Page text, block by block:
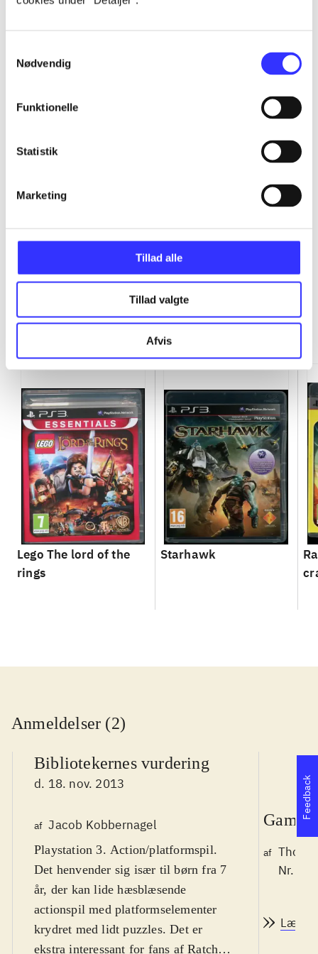
Nødvendig
Funktionelle
Statistik
Marketing
Tillad alle
Tillad valgte
Afvis
Minder om
Lego The lord of the
rings
Starhawk
Anmeldelser (2)
Bibliotekernes vurdering
d. 18. nov. 2013
af Jacob Kobbernagel
Playstation 3. Action/platformspil.
Det henvender sig især til børn fra 7
år, der kan lide hæsblæsende
actionspil med platformselementer
krydret med lidt puzzles. Det er
ekstra interessant for fans af Ratchet
Game
af
Nr.
Læs
Feedback